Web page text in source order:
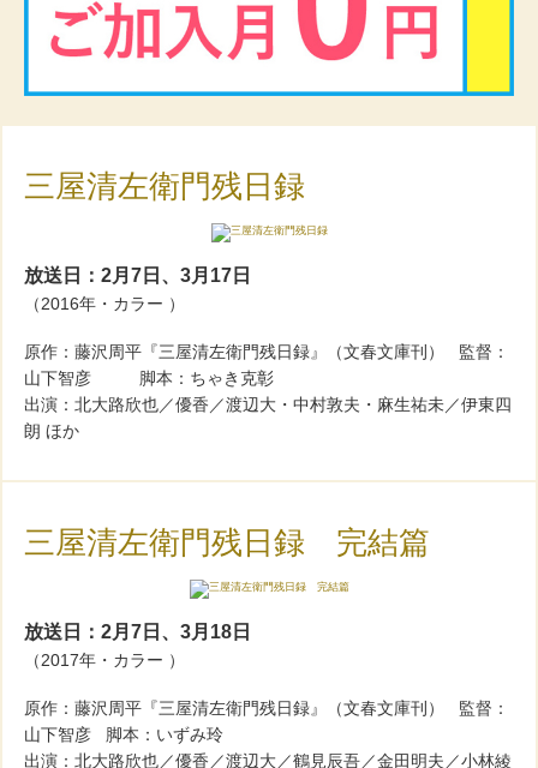
三屋清左衛門残日録
放送日：2月7日、3月17日
（2016年・カラー ）
原作：藤沢周平『三屋清左衛門残日録』（文春文庫刊） 監督：
山下智彦 脚本：ちゃき克彰
出演：北大路欣也／優香／渡辺大・中村敦夫・麻生祐未／伊東四
朗 ほか
三屋清左衛門残日録 完結篇
放送日：2月7日、3月18日
（2017年・カラー ）
原作：藤沢周平『三屋清左衛門残日録』（文春文庫刊） 監督：
山下智彦 脚本：いずみ玲
出演：北大路欣也／優香／渡辺大／鶴見辰吾／金田明夫／小林綾